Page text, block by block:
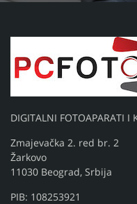
DIGITALNI FOTOAPARATI I
Zmajevačka 2. red br. 2
Žarkovo
11030 Beograd, Srbija
PIB: 108253921